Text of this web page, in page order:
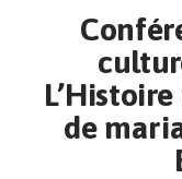
de